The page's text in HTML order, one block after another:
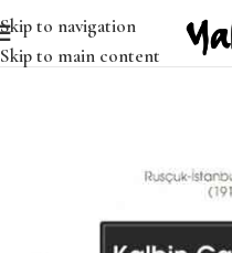
Skip to navigation
Skip to main content